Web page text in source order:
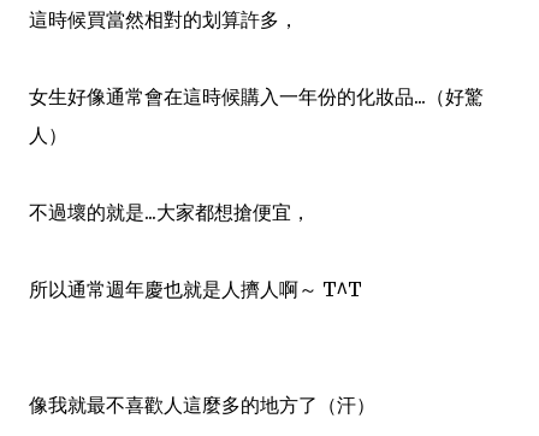
這時候買當然相對的划算許多，
女生好像通常會在這時候購入一年份的化妝品...（好驚
人）
不過壞的就是...大家都想搶便宜，
所以通常週年慶也就是人擠人啊～ T^T
像我就最不喜歡人這麼多的地方了（汗）